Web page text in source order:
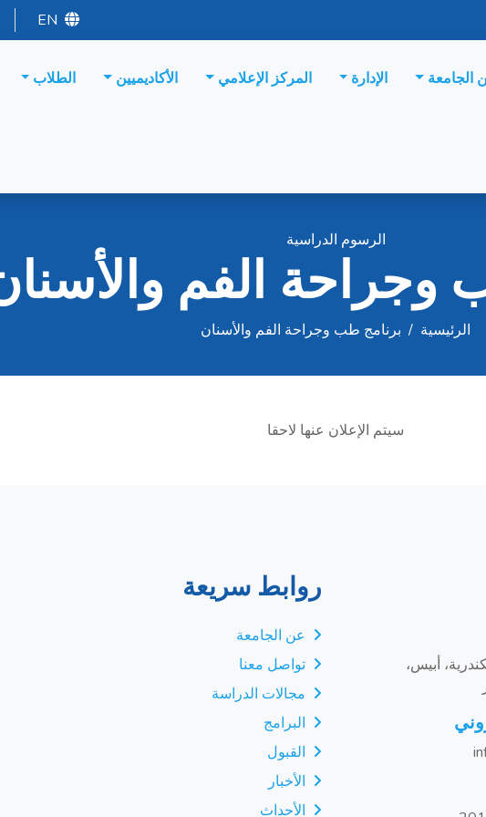
EN
الجامعة الإدارة المركز الإعلامي الأكاديميين الطلاب
الرسوم الدراسية
وجراحة الفم
الرئيسية / برنامج طب وجراحة الفم والأسنان
سيتم الإعلان عنها لاحقا
أبيس،
روابط سريعة
عن الجامعة
تواصل معنا
مجالات الدراسة
البرامج
القبول
الأخبار
الأحداث